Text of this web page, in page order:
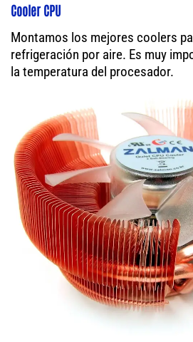
Cooler CPU
Montamos los mejores coolers
refrigeración por aire. Es muy
la temperatura del procesador.